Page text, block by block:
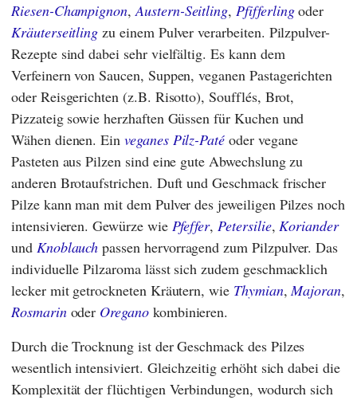
Riesen-Champignon,Austern-Seitling,Pfifferlingoder
Kräuterseitling zu einem Pulver verarbeiten. Pilzpulver-
Rezepte sind dabei sehr vielfältig. Es kann dem
Verfeinern von Saucen, Suppen, veganen Pastagerichten
oder Reisgerichten (z.B. Risotto), Soufflés, Brot,
Pizzateig sowie herzhaften Güssen für Kuchen und
Wähen dienen. Einveganes Pilz-Paté oder vegane
Pasteten aus Pilzen sind eine gute Abwechslung zu
anderen Brotaufstrichen. Duft und Geschmack frischer
Pilze kann man mit dem Pulver des jeweiligen Pilzes noch
intensivieren. Gewürze wie Pfeffer,Petersilie,Koriander
und Knoblauch passen hervorragend zum Pilzpulver. Das
individuelle Pilzaroma lässt sich zudem geschmacklich
lecker mit getrockneten Kräutern, wie Thymian,Majoran,
Rosmarinoder Oreganokombinieren.
Durch die Trocknung ist der Geschmack des Pilzes
wesentlich intensiviert. Gleichzeitig erhöht sich dabei die
Komplexität der flüchtigen Verbindungen, wodurch sich